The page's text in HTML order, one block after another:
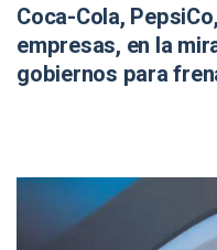
Coca-Cola,
empresas, en la
gobiernos para